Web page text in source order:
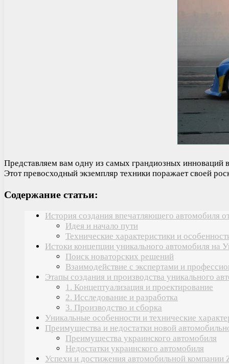
Представляем вам одну из самых грандиозных инноваций
Этот превосходный экземпляр техники поражает своей
Содержание статьи:
История создания впечатляющего автомобиля
Идея и начало пути
Технические характеристики и
Истоки концепции уникального автомобиля на
Поиск новаторских решений
Взаимодействие с экспертами и
Этапы создания и производства уникального
1. Концептуализация и проектирование
2. Исследование и разработка
3. Производство и сборка
Уникальные особенности и технические
Преимущества и недостатки новой
Преимущества украинского автомобиля
Недостатки украинского автомобиля
Успехи и достижения автомобильной